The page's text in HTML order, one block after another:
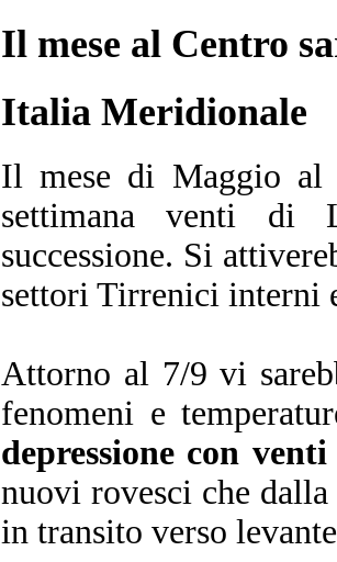
Il mese al Centro
Italia Meridionale
Il mese di Maggio al
settimana venti di
successione. Si
settori Tirrenici interni
Attorno al 7/9 vi
fenomeni e
depressione con
nuovi rovesci che
in transito verso